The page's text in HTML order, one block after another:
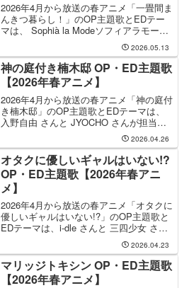
2026年4月から放送の春アニメ「一畳間ま
んきつ暮らし！」のOP主題歌とEDテー
マは、 Sophià la Modeソフィアラモード
さんと 夢限大みゅーたいぷ さんが担当し
ます。OP主題歌の担当はSophià la Mode
さんで、曲名は...
2026.05.13
神の庭付き楠木邸 OP・ED主題歌
【2026年春アニメ】
2026年4月から放送の春アニメ「神の庭付
き楠木邸」のOP主題歌とEDテーマは、
入野自由 さんと JYOCHO さんが担当し
ます。OP主題歌の担当は入野自由さん
で、曲名は「驚きの子」です。EDテーマ
を手掛けるのは JYOCHO さんで、その...
2026.04.26
オタクに優しいギャルはいない!?
OP・ED主題歌【2026年春アニ
メ】
2026年4月から放送の春アニメ「オタクに
優しいギャルはいない!?」のOP主題歌と
EDテーマは、i-dle さんと 三四少女 さん
が担当します。OP主題歌を手掛けるのは
i-dle さんで、そのOP主題歌のタイトルは
「HIDE AND SE...
2026.04.23
マリッジトキシン OP・ED主題歌
【2026年春アニメ】